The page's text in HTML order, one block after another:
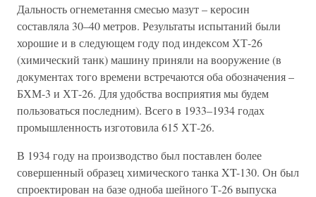
Дальность огнеметання смесью мазут – керосин
составляла 30–40 метров. Результаты испытаний были
хорошие и в следующем году под индексом ХТ-26
(химический танк) машину приняли на вооружение (в
документах того времени встречаются оба обозначения –
БХМ-3 и ХТ-26. Для удобства восприятия мы будем
пользоваться последним). Всего в 1933–1934 годах
промышленность изготовила 615 ХТ-26.
В 1934 году на производство был поставлен более
совершенный образец химического танка XT-130. Он был
спроектирован на базе одноба шейного Т-26 выпуска